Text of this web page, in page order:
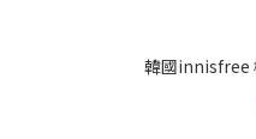
韓國innisfree